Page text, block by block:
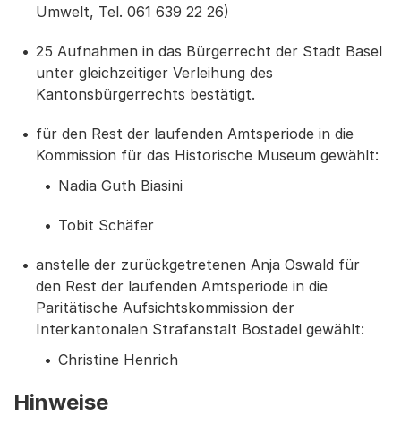
Umwelt, Tel. 061 639 22 26)
25 Aufnahmen in das Bürgerrecht der Stadt Basel
unter gleichzeitiger Verleihung des
Kantonsbürgerrechts bestätigt.
für den Rest der laufenden Amtsperiode in die
Kommission für das Historische Museum gewählt:
Nadia Guth Biasini
Tobit Schäfer
anstelle der zurückgetretenen Anja Oswald für
den Rest der laufenden Amtsperiode in die
Paritätische Aufsichtskommission der
Interkantonalen Strafanstalt Bostadel gewählt:
Christine Henrich
Hinweise